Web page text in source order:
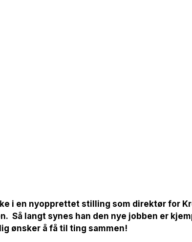
i en nyopprettet stilling som direktør for
Så langt synes han den nye jobben er
ønsker å få til ting sammen!